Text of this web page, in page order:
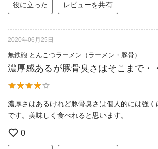
役に立った レビューを共有
2020年06月25日
無鉄砲 とんこつラーメン（ラーメン・豚骨）
濃厚感あるが豚骨臭さはそこまで・
濃厚さはあるけれど豚骨臭さは個人的には強く
です。美味しく食べれると思います。
0